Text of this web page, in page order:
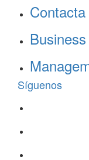
Síguenos